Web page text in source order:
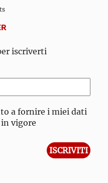
iscriverti
a fornire i miei dati
vigore